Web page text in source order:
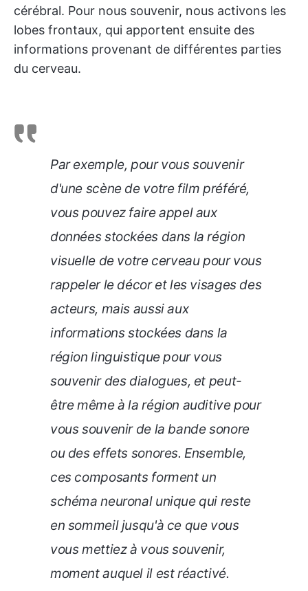
cérébral. Pour nous souvenir, nous activons les
lobes frontaux, qui apportent ensuite des
informations provenant de différentes parties
du cerveau.
Par exemple, pour vous souvenir
d'une scène de votre film préféré,
vous pouvez faire appel aux
données stockées dans la région
visuelle de votre cerveau pour vous
rappeler le décor et les visages des
acteurs, mais aussi aux
informations stockées dans la
région linguistique pour vous
souvenir des dialogues, et peut-
être même à la région auditive pour
vous souvenir de la bande sonore
ou des effets sonores. Ensemble,
ces composants forment un
schéma neuronal unique qui reste
en sommeil jusqu'à ce que vous
vous mettiez à vous souvenir,
moment auquel il est réactivé.